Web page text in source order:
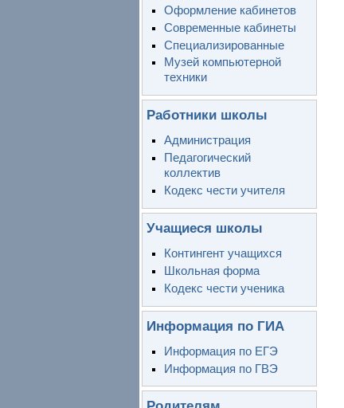
Оформление кабинетов
Современные кабинеты
Специализированные
Музей компьютерной
техники
Работники школы
Администрация
Педагогический
коллектив
Кодекс чести учителя
Учащиеся школы
Контингент учащихся
Школьная форма
Кодекс чести ученика
Информация по ГИА
Информация по ЕГЭ
Информация по ГВЭ